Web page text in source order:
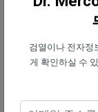
흥미롭게도,
환, 고혈압, 높
간이 더 길었
나19 양성 반
검열이나 전자정
게 확인하실 수